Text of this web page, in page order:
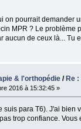
on pourrait demander
MPR ? Le problème
aucun de ceux là... Tu
& l'orthopédie / Re
2016 à 15:32:45 »
suis para T6). J'ai bien
trop confiance. Vous